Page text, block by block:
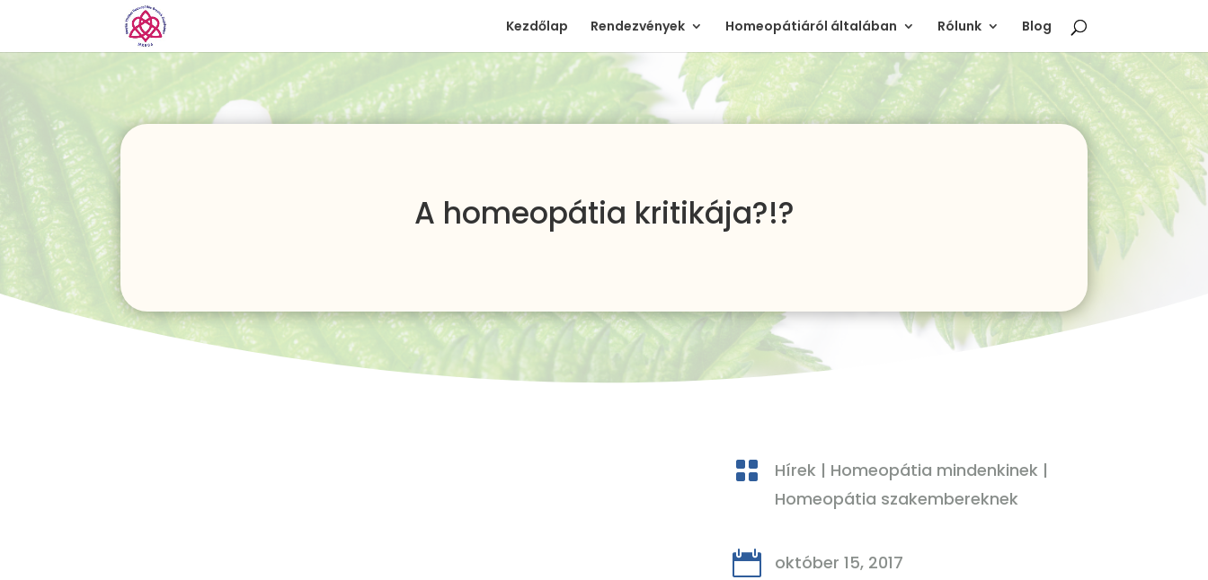
Kezdőlap Rendezvények Homeopátiáról általában Rólunk Blog
A homeopátia kritikája?!?
 Hírek | Homeopátia mindenkinek |
Homeopátia szakembereknek
 október 15, 2017